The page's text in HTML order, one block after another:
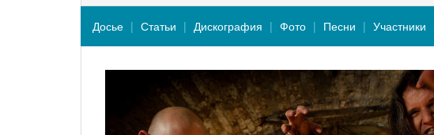
Досье Статьи Дискография Фото Песни Участники